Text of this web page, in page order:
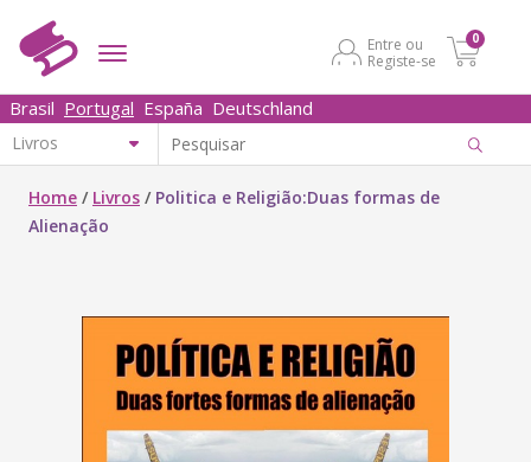
Entre ou
Registe-se
0
Brasil Portugal España Deutschland
Home / Livros / Politica e Religião:Duas formas de
Alienação